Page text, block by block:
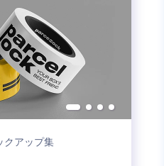
クアップ集